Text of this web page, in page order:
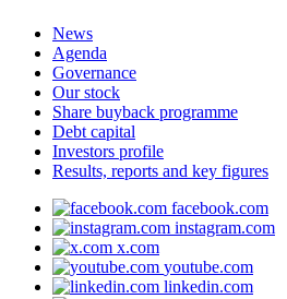
News
Agenda
Governance
Our stock
Share buyback programme
Debt capital
Investors profile
Results, reports and key figures
facebook.com
instagram.com
x.com
youtube.com
linkedin.com